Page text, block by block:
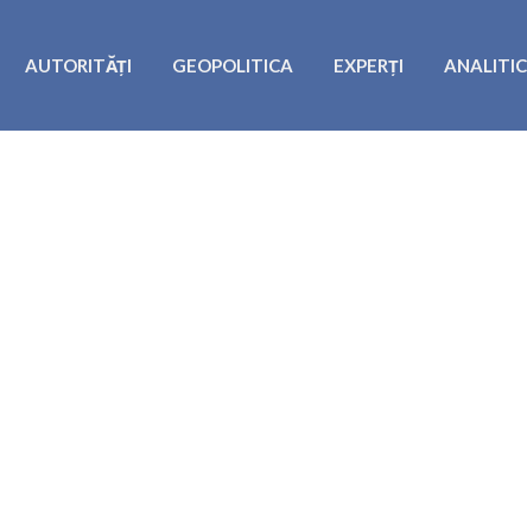
AUTORITĂȚI GEOPOLITICA EXPERȚI